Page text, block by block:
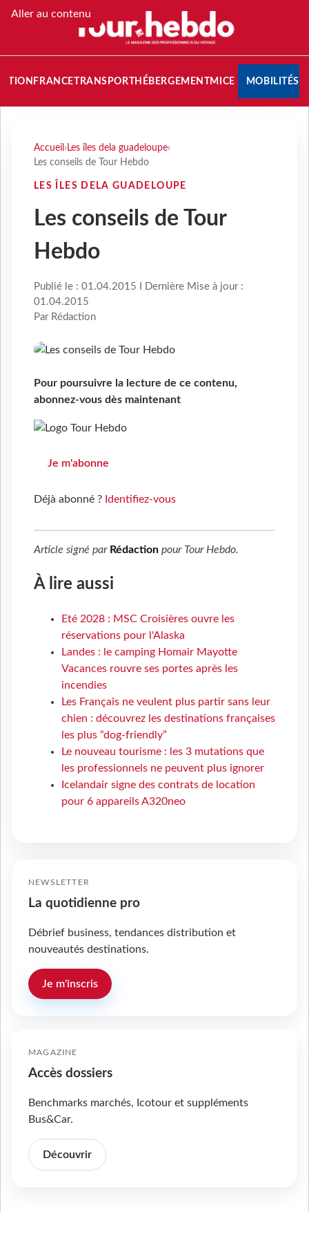
Aller au contenu
FRANCETRANSPORT HÉBERGEMENTMICE MOBILITÉS
Accueil › Les îles dela guadeloupe›
Les conseils de Tour Hebdo
LES ÎLES DELA GUADELOUPE
Les conseils de Tour
Hebdo
Publié le : 01.04.2015 I Dernière Mise à jour :
01.04.2015
Par Rédaction
Pour poursuivre la lecture de ce contenu,
abonnez-vous dès maintenant
Je m'abonne
Déjà abonné ? Identifiez-vous
Article signé par Rédaction pour Tour Hebdo.
À lire aussi
Eté 2028 : MSC Croisières ouvre les
réservations pour l'Alaska
Landes : le camping Homair Mayotte
Vacances rouvre ses portes après les
incendies
Les Français ne veulent plus partir sans leur
chien : découvrez les destinations françaises
les plus “dog-friendly”
Le nouveau tourisme : les 3 mutations que
les professionnels ne peuvent plus ignorer
Icelandair signe des contrats de location
pour 6 appareils A320neo
NEWSLETTER
La quotidienne pro
Débrief business, tendances distribution et
nouveautés destinations.
Je m'inscris
MAGAZINE
Accès dossiers
Benchmarks marchés, Icotour et suppléments
Bus&Car.
Découvrir